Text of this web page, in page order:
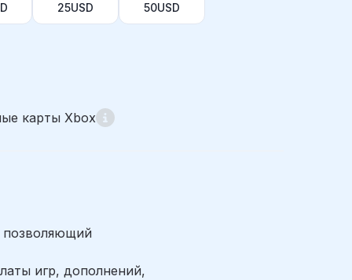
25USD 50USD
карты Xbox
игр, дополнений,